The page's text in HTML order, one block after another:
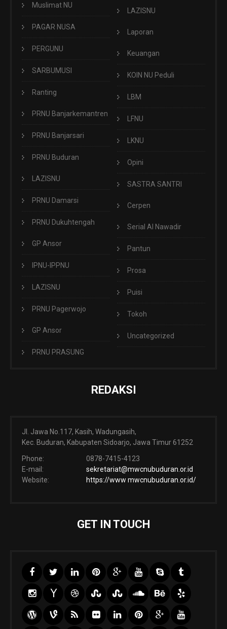
Muslimat NU
PAGAR NUSA
PERGUNU
SARBUMUSI
Ranting
PRNU Banjarkemantren
PRNU Banjarsari
PRNU Buduran
LAZISNU
PRNU Damarsi
PRNU Dukuhtengah
GP Ansor
IPNU-IPPNU
LAZISNU
PRNU Pagerwojo
GP Ansor
PRNU PRASUNG
LAZISNU
Laporan
Keuangan
KOIN NU Peduli
LBM
LFNU
LKNU
Opini
SASTRA SANTRI
Cerpen
Serial Al Nawadir
Pantun
Prosa
Puisi
Tokoh
Uncategorized
REDAKSI
Jl. Jawa No.117, Kasih, Wadungasih,
Kec. Buduran, Kabupaten Sidoarjo, Jawa Timur 61252
Phone:
0878-7415-4123
E-mail:
sekretariat@mwcnubuduran.or.id
Website:
https://www mwcnubuduran.or.id/
GET IN TOUCH